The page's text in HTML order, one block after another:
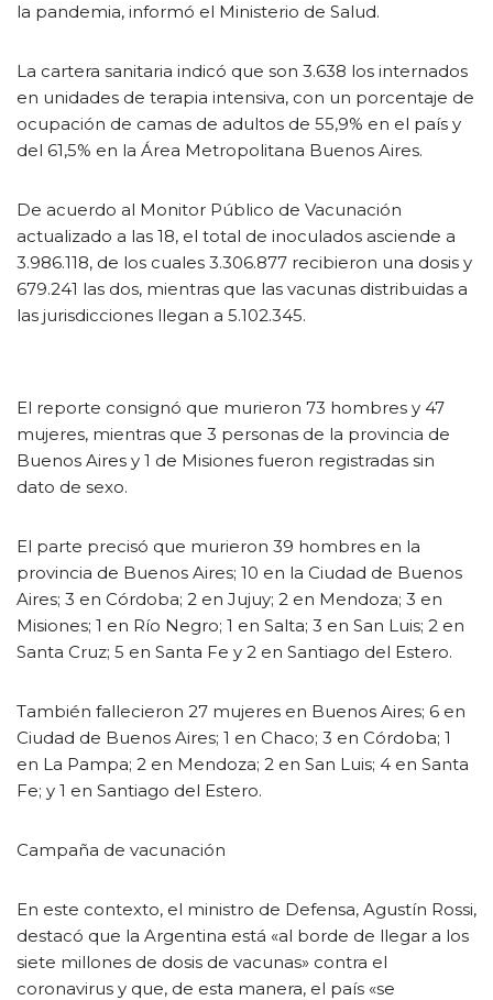
la pandemia, informó el Ministerio de Salud.
La cartera sanitaria indicó que son 3.638 los internados
en unidades de terapia intensiva, con un porcentaje de
ocupación de camas de adultos de 55,9% en el país y
del 61,5% en la Área Metropolitana Buenos Aires.
De acuerdo al Monitor Público de Vacunación
actualizado a las 18, el total de inoculados asciende a
3.986.118, de los cuales 3.306.877 recibieron una dosis y
679.241 las dos, mientras que las vacunas distribuidas a
las jurisdicciones llegan a 5.102.345.
El reporte consignó que murieron 73 hombres y 47
mujeres, mientras que 3 personas de la provincia de
Buenos Aires y 1 de Misiones fueron registradas sin
dato de sexo.
El parte precisó que murieron 39 hombres en la
provincia de Buenos Aires; 10 en la Ciudad de Buenos
Aires; 3 en Córdoba; 2 en Jujuy; 2 en Mendoza; 3 en
Misiones; 1 en Río Negro; 1 en Salta; 3 en San Luis; 2 en
Santa Cruz; 5 en Santa Fe y 2 en Santiago del Estero.
También fallecieron 27 mujeres en Buenos Aires; 6 en
Ciudad de Buenos Aires; 1 en Chaco; 3 en Córdoba; 1
en La Pampa; 2 en Mendoza; 2 en San Luis; 4 en Santa
Fe; y 1 en Santiago del Estero.
Campaña de vacunación
En este contexto, el ministro de Defensa, Agustín Rossi,
destacó que la Argentina está «al borde de llegar a los
siete millones de dosis de vacunas» contra el
coronavirus y que, de esta manera, el país «se